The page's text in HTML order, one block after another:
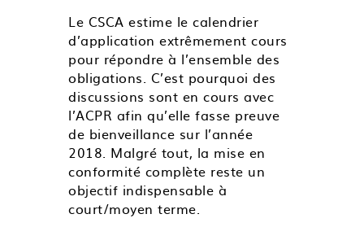
Le CSCA estime le calendrier
d’application extrêmement cours
pour répondre à l’ensemble des
obligations. C’est pourquoi des
discussions sont en cours avec
l’ACPR afin qu’elle fasse preuve
de bienveillance sur l’année
2018. Malgré tout, la mise en
conformité complète reste un
objectif indispensable à
court/moyen terme.